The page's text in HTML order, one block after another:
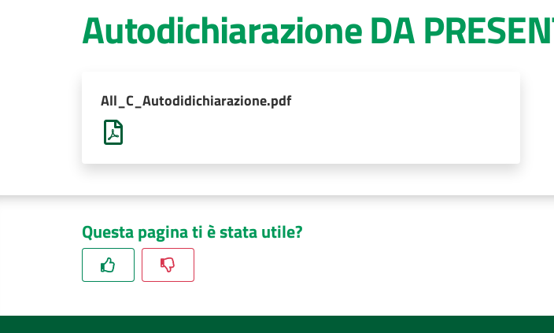
Autodichiarazione DA
All_C_Autodidichiarazione.pdf
Questa pagina ti è stata utile?